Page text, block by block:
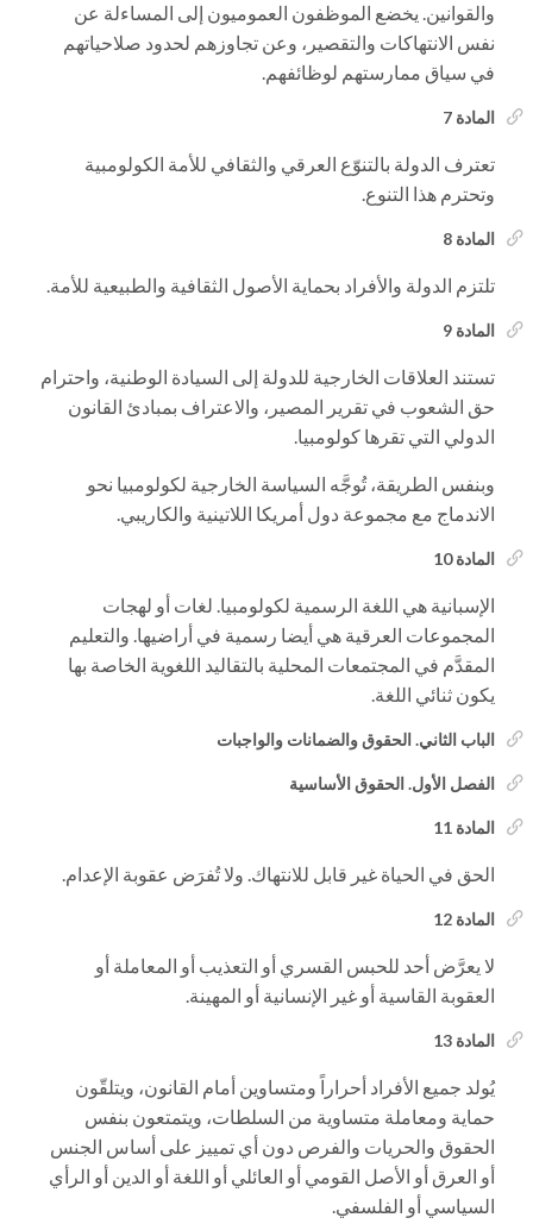
والقوانين. يخضع الموظفون العموميون إلى المساءلة عن
نفس الانتهاكات والتقصير، وعن تجاوزهم لحدود صلاحياتهم
في سياق ممارستهم لوظائفهم.
المادة 7
تعترف الدولة بالتنوّع العرقي والثقافي للأمة الكولومبية
وتحترم هذا التنوع.
المادة 8
تلتزم الدولة والأفراد بحماية الأصول الثقافية والطبيعية للأمة.
المادة 9
تستند العلاقات الخارجية للدولة إلى السيادة الوطنية، واحترام
حق الشعوب في تقرير المصير، والاعتراف بمبادئ القانون
الدولي التي تقرها كولومبيا.
وبنفس الطريقة، تُوجَّه السياسة الخارجية لكولومبيا نحو
الاندماج مع مجموعة دول أمريكا اللاتينية والكاريبي.
المادة 10
الإسبانية هي اللغة الرسمية لكولومبيا. لغات أو لهجات
المجموعات العرقية هي أيضا رسمية في أراضيها. والتعليم
المقدَّم في المجتمعات المحلية بالتقاليد اللغوية الخاصة بها
يكون ثنائي اللغة.
الباب الثاني. الحقوق والضمانات والواجبات
الفصل الأول. الحقوق الأساسية
المادة 11
الحق في الحياة غير قابل للانتهاك. ولا تُفرَض عقوبة الإعدام.
المادة 12
لا يعرَّض أحد للحبس القسري أو التعذيب أو المعاملة أو
العقوبة القاسية أو غير الإنسانية أو المهينة.
المادة 13
يُولد جميع الأفراد أحراراً ومتساوين أمام القانون، ويتلقّون
حماية ومعاملة متساوية من السلطات، ويتمتعون بنفس
الحقوق والحريات والفرص دون أي تمييز على أساس الجنس
أو العرق أو الأصل القومي أو العائلي أو اللغة أو الدين أو الرأي
السياسي أو الفلسفي.